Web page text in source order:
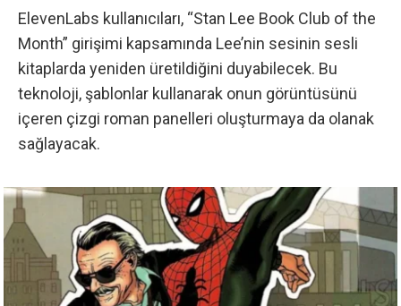
ElevenLabs kullanıcıları, “Stan Lee Book Club of the
Month” girişimi kapsamında Lee’nin sesinin sesli
kitaplarda yeniden üretildiğini duyabilecek. Bu
teknoloji, şablonlar kullanarak onun görüntüsünü
içeren çizgi roman panelleri oluşturmaya da olanak
sağlayacak.